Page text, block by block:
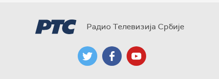
Радио Телевизија Србије